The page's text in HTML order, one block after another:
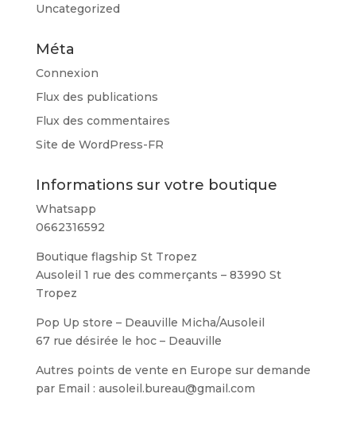
Uncategorized
Méta
Connexion
Flux des publications
Flux des commentaires
Site de WordPress-FR
Informations sur votre boutique
Whatsapp
0662316592
Boutique flagship St Tropez
Ausoleil 1 rue des commerçants – 83990 St
Tropez
Pop Up store – Deauville Micha/Ausoleil
67 rue désirée le hoc – Deauville
Autres points de vente en Europe sur demande
par Email : ausoleil.bureau@gmail.com